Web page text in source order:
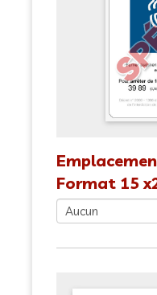
Format 15